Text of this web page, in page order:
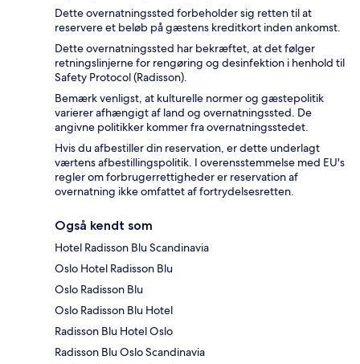
Dette overnatningssted forbeholder sig retten til at
reservere et beløb på gæstens kreditkort inden ankomst.
Dette overnatningssted har bekræftet, at det følger
retningslinjerne for rengøring og desinfektion i henhold til
Safety Protocol (Radisson).
Bemærk venligst, at kulturelle normer og gæstepolitik
varierer afhængigt af land og overnatningssted. De
angivne politikker kommer fra overnatningsstedet.
Hvis du afbestiller din reservation, er dette underlagt
værtens afbestillingspolitik. I overensstemmelse med EU's
regler om forbrugerrettigheder er reservation af
overnatning ikke omfattet af fortrydelsesretten.
Også kendt som
Hotel Radisson Blu Scandinavia
Oslo Hotel Radisson Blu
Oslo Radisson Blu
Oslo Radisson Blu Hotel
Radisson Blu Hotel Oslo
Radisson Blu Oslo Scandinavia